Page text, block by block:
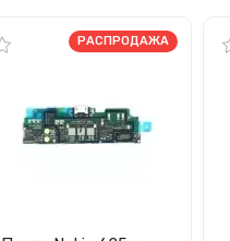
РАСПРОДАЖА